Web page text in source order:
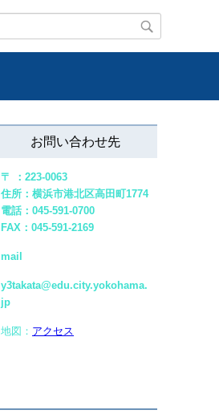
お問い合わせ先
〒 ：223-0063
住所：横浜市港北区高田町1774
電話：045-591-0700
FAX：045-591-2169
mail
y3takata@edu.city.yokohama.
jp
地図： アクセス